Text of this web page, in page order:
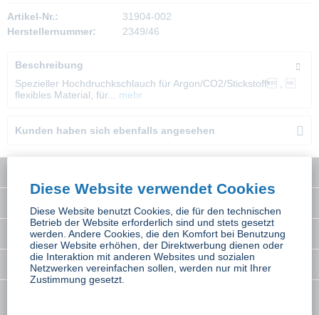
Artikel-Nr.:
31904-002
Herstellernummer:
2349/46
Beschreibung
Spezieller Hochdruchkschlauch für Argon/CO2/Stickstoff ,
flexibles Material, für...
mehr
Kunden haben sich ebenfalls angesehen
Rechtliches
Newsletter
Diese Website verwendet Cookies
Diese Website benutzt Cookies, die für den technischen
Betrieb der Website erforderlich sind und stets gesetzt
werden. Andere Cookies, die den Komfort bei Benutzung
dieser Website erhöhen, der Direktwerbung dienen oder
die Interaktion mit anderen Websites und sozialen
Netzwerken vereinfachen sollen, werden nur mit Ihrer
Zustimmung gesetzt.